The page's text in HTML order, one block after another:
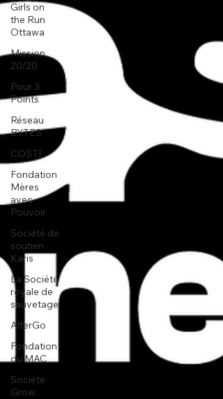
Girls on
the Run
Ottawa
Mission
20/20
Pour 3
Points
Réseau
BYTES
COSTI
Fondation
Mères
avec
Pouvoir
Société de
soutien
Karis
La Société
royale de
sauvetage
AlterGo
Fondation
du MAC
Société
Grow